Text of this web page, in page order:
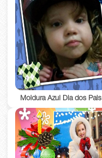
Moldura Azul Dia dos Pais